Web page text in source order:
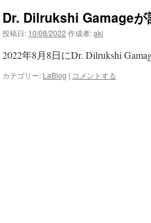
ッ
プ
Dr. Dilrukshi Gamageが
投稿日: 10/08/2022 作成者:aki
2022年8月8日にDr. Dilrukshi
カテゴリー: LaBlog | コメントする